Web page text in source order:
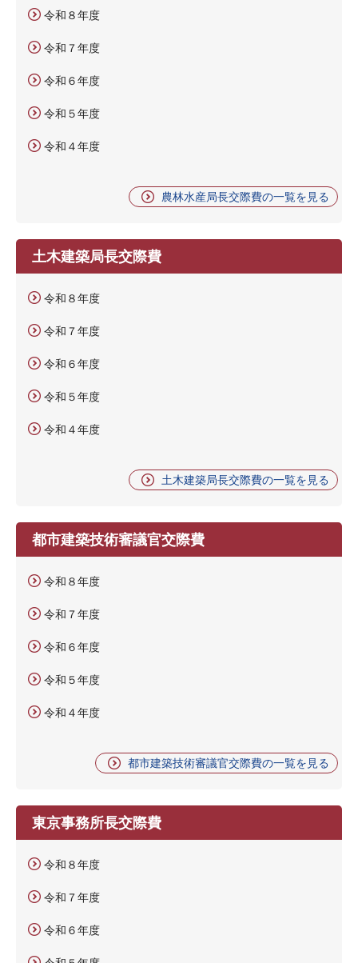
令和８年度
令和７年度
令和６年度
令和５年度
令和４年度
農林水産局長交際費の一覧を見る
土木建築局長交際費
令和８年度
令和７年度
令和６年度
令和５年度
令和４年度
土木建築局長交際費の一覧を見る
都市建築技術審議官交際費
令和８年度
令和７年度
令和６年度
令和５年度
令和４年度
都市建築技術審議官交際費の一覧を見る
東京事務所長交際費
令和８年度
令和７年度
令和６年度